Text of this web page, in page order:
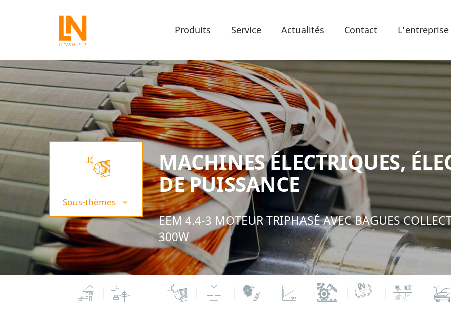
Produits Service Actualités Contact L’entreprise
Sous-thèmes
MACHINES ÉLECTRIQUES,
DE PUISSANCE
EEM 4.4-3 MOTEUR TRIPHASÉ AVEC BAGUES
300W